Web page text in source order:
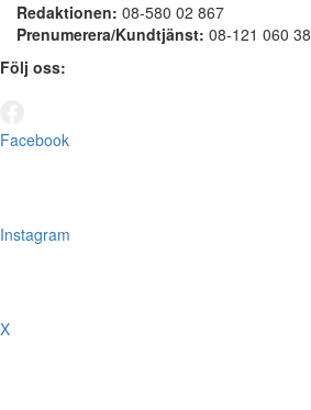
Redaktionen: 08-580 02 867
Prenumerera/Kundtjänst: 08-121 060 38
Följ oss:
Facebook
Instagram
X